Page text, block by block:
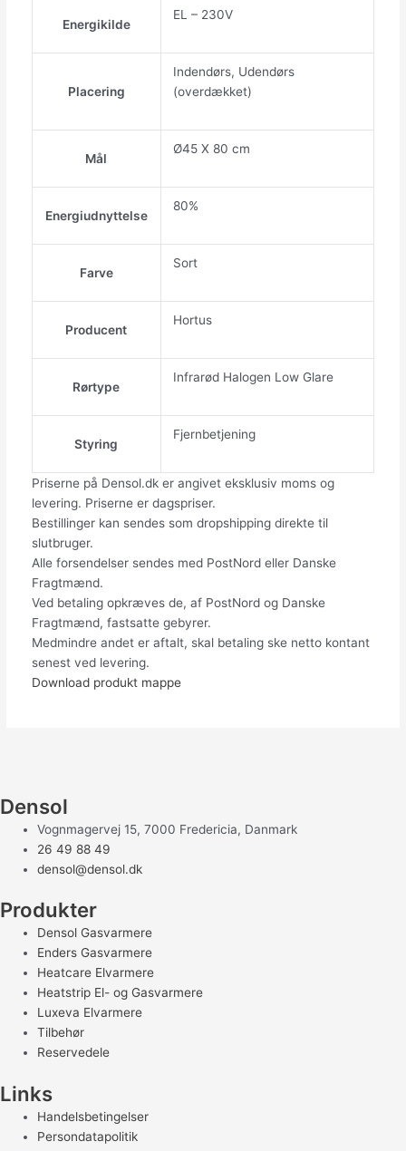
Energikilde
EL – 230V
Placering
Indendørs, Udendørs
(overdækket)
Mål
Ø45 X 80 cm
Energiudnyttelse
80%
Farve
Sort
Producent
Hortus
Rørtype
Infrarød Halogen Low Glare
Styring
Fjernbetjening
Priserne på Densol.dk er angivet eksklusiv moms og
levering. Priserne er dagspriser.
Bestillinger kan sendes som dropshipping direkte til
slutbruger.
Alle forsendelser sendes med PostNord eller Danske
Fragtmænd.
Ved betaling opkræves de, af PostNord og Danske
Fragtmænd, fastsatte gebyrer.
Medmindre andet er aftalt, skal betaling ske netto kontant
senest ved levering.
Download produkt mappe
Densol
Vognmagervej 15, 7000 Fredericia, Danmark
26 49 88 49
densol@densol.dk
Produkter
Densol Gasvarmere
Enders Gasvarmere
Heatcare Elvarmere
Heatstrip El- og Gasvarmere
Luxeva Elvarmere
Tilbehør
Reservedele
Links
Handelsbetingelser
Persondatapolitik